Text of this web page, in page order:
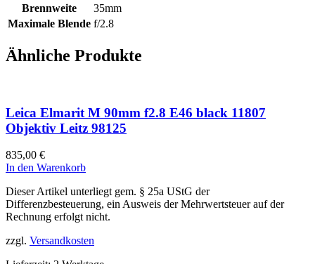
Brennweite
35mm
Maximale Blende f/2.8
Ähnliche Produkte
Leica Elmarit M 90mm f2.8 E46 black 11807
Objektiv Leitz 98125
835,00 €
In den Warenkorb
Dieser Artikel unterliegt gem. § 25a UStG der
Differenzbesteuerung, ein Ausweis der Mehrwertsteuer auf der
Rechnung erfolgt nicht.
zzgl. Versandkosten